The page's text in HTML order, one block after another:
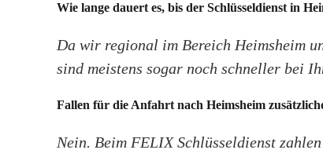
Wie lange dauert es, bis der Schlüsseldienst in
Da wir regional im Bereich Heimsheim
sind meistens sogar noch schneller bei
Fallen für die Anfahrt nach Heimsheim
Nein. Beim FELIX Schlüsseldienst